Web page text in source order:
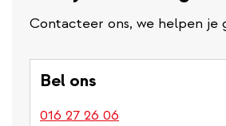
Contacteer ons, we helpen je
Bel ons
016 27 26 06